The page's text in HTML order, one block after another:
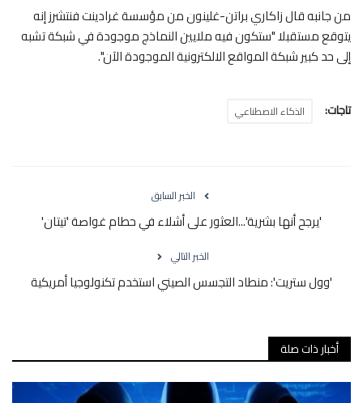
من جانبه قال زاكاري براتن-غلينون من مؤسسة غرادينت فنتشرز إنه
يتوقع مستقبلا "ستكون فيه ملايين النماذج موجودة في شبكة تشبه
إلى حد كبير شبكة المواقع الالكترونية الموجودة الآن".
تاجات: الذكاء الاصطناعي
الخبر السابق
'يرجح أنها بشرية'...العثور على أشلاء في حطام غواصة 'تيتان'
الخبر التالي
'وول ستريت': منطاد التجسس الصيني استخدم تكنولوجيا أمريكية
أخبار ذات صلة